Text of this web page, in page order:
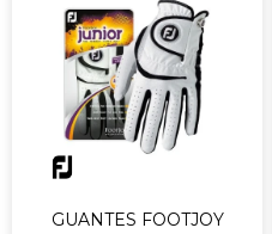
GUANTES FOOTJOY